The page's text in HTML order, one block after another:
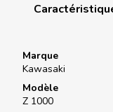
Marque
Kawasaki
Modèle
Z 1000